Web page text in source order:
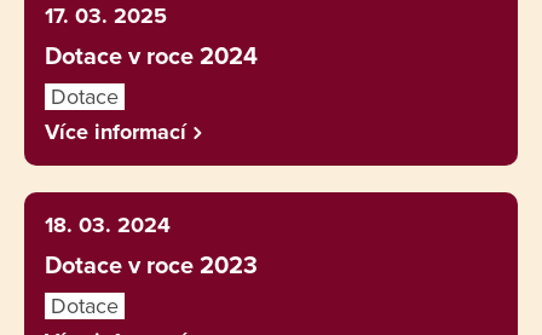
17. 03. 2025
Dotace v roce 2024
Dotace
Více informací
18. 03. 2024
Dotace v roce 2023
Dotace